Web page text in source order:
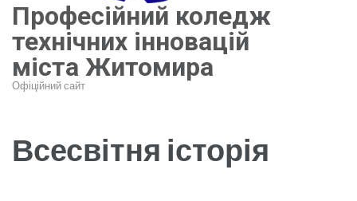
Професійний коледж
технічних інновацій
міста Житомира
Офіційний сайт
Всесвітня історія